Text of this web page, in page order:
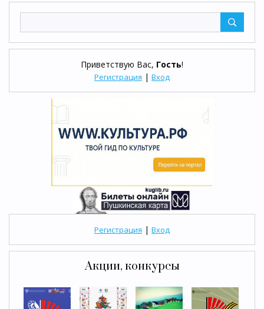
Приветствую Вас, Гость!
Регистрация | Вход
Регистрация | Вход
Акции, конкурсы